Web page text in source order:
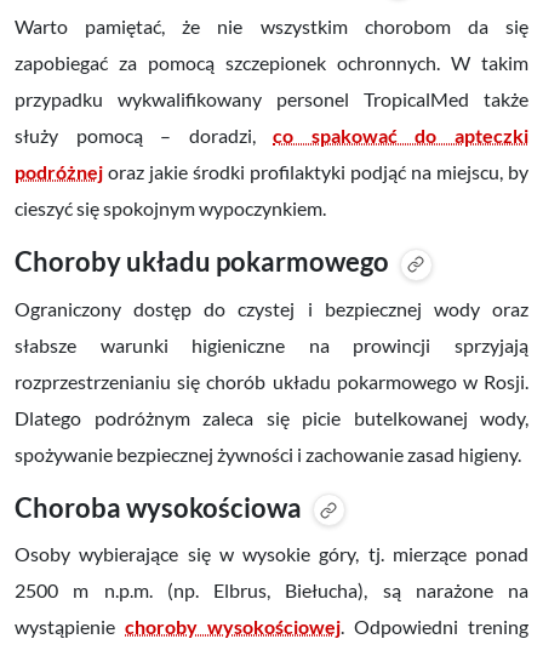
Warto pamiętać, że nie wszystkim chorobom da się
zapobiegać za pomocą szczepionek ochronnych. W takim
przypadku wykwalifikowany personel TropicalMed także
służy pomocą – doradzi,co spakować do apteczki
podróżnej oraz jakie środki profilaktyki podjąć na miejscu, by
cieszyć się spokojnym wypoczynkiem.
Choroby układu pokarmowego
Ograniczony dostęp do czystej i bezpiecznej wody oraz
słabsze warunki higieniczne na prowincji sprzyjają
rozprzestrzenianiu się chorób układu pokarmowego w Rosji.
Dlatego podróżnym zaleca się picie butelkowanej wody,
spożywanie bezpiecznej żywności i zachowanie zasad higieny.
Choroba wysokościowa
Osoby wybierające się w wysokie góry, tj. mierzące ponad
2500 m n.p.m. (np. Elbrus, Biełucha), są narażone na
wystąpienie choroby wysokościowej. Odpowiedni trening